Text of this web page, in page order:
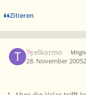
Zitieren
Tyelkormo
28. November 2005